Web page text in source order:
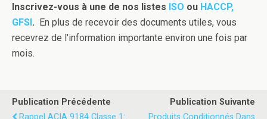
Inscrivez-vous à une de nos listes ISO ou HACCP,
GFSI. En plus de recevoir des documents utiles, vous
recevrez de l'information importante environ une fois par
mois.
Publication Précédente
Rappel ACIA 9184 Classe 1:
Publication Suivante
Produits Conditionnés Dans